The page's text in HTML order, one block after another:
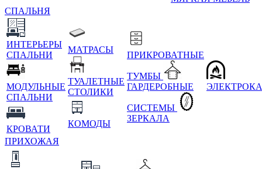
СПАЛЬНЯ
ИНТЕРЬЕРЫ
СПАЛЬНИ
МОДУЛЬНЫЕ
СПАЛЬНИ
КРОВАТИ
МАТРАСЫ
ТУАЛЕТНЫЕ
СТОЛИКИ
КОМОДЫ
ПРИКРОВАТНЫЕ
ТУМБЫ
ГАРДЕРОБНЫЕ
СИСТЕМЫ
ЗЕРКАЛА
ПРИХОЖАЯ